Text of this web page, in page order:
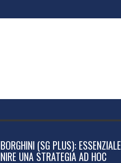
(SG PLUS): ESSENZIALE
UNA STRATEGIA AD HOC